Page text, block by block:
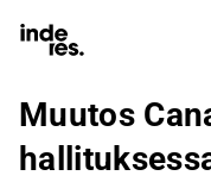
Muutos